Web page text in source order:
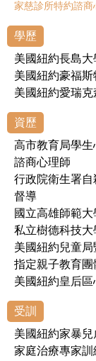
家慈診所特約諮商
學歷
美國紐約長島
美國紐約豪福
美國紐約愛瑞
資歷
高市教育局學
諮商心理師
行政院衛生署
督導
國立高雄師範
私立樹德科技
美國紐約兒童
指定親子教育團
美國紐約皇后
受訓
美國紐約家暴
家庭治療專家